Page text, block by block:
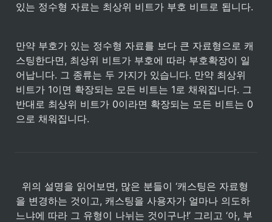
있는 정수형 자료는 최상위 비트가 부호 비트로 됩니다.
만약 부호가 있는 정수형 자료를 보다 큰 자료형으로 캐
스팅한다면, 최상위 비트가 부호에 따라 부호확장이 일
어납니다. 그 종류는 두 가지가 있습니다. 만약 최상위
비트가 1이면 확장되는 모든 비트는 1로 채워집니다. 그
반대로 최상위 비트가 0이라면 확장되는 모든 비트는 0
으로 채워집니다.
을 변경하는 것이고, 캐스팅을 사용자가 얼마나 의도하
느냐에 따라 그 유형이 나뉘는 것이구나!’ 그리고 ‘아, 부